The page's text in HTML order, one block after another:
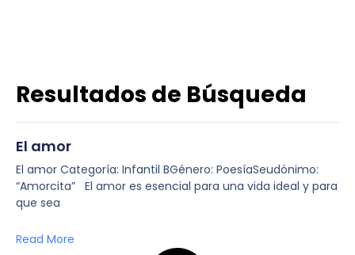
Resultados de Búsqueda
El amor
El amor Categoría: Infantil BGénero: PoesíaSeudónimo:
“Amorcita” El amor es esencial para una vida ideal y para
que sea
Read More